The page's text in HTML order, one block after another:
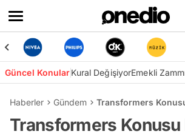
Güncel KonularKural DeğişiyorEmekli
Haberler Gündem Transformers
Transformers Konusu